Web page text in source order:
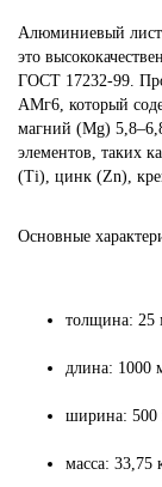
Алюминиевый
это
ГОСТ 17232-99.
АМг6, который
магний (Mg)
элементов, таких
(Ti), цинк (Zn),
Основные
толщина: 25
длина: 1000
ширина:
масса: 33,75